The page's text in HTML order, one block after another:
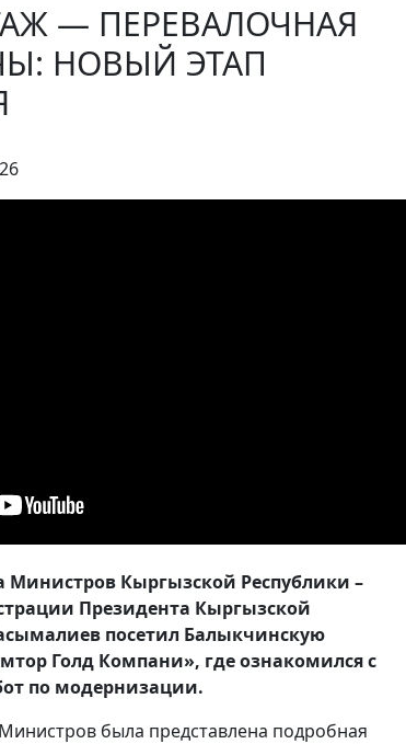
— ПЕРЕВАЛОЧНАЯ
НОВЫЙ ЭТАП
Министров Кыргызской Республики –
Президента Кыргызской
посетил Балыкчинскую
Голд Компани», где ознакомился с
по модернизации.
была представлена подробная